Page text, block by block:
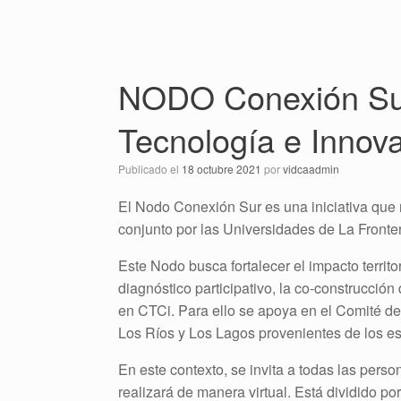
NODO Conexión
Tecnología e
Publicado el 18 octubre 2021 porvidcaadmin
El Nodo Conexión Sur es una iniciativa
conjunto por las Universidades de La
Este Nodo busca fortalecer el impacto
diagnóstico participativo, la co-
en CTCi. Para ello se apoya en el Comité
Los Ríos y Los Lagos provenientes de los
En este contexto, se invita a todas las
realizará de manera virtual. Está dividido